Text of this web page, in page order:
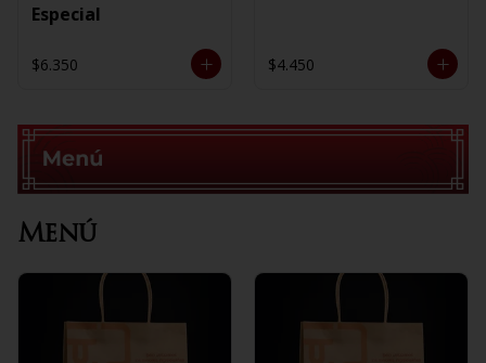
Especial
$6.350 $4.450
Menú